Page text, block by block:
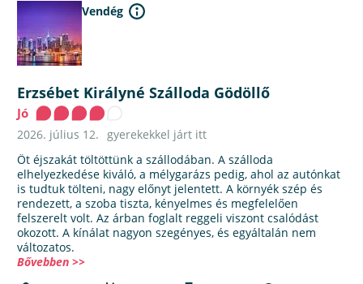
Vendég
Erzsébet Királyné Szálloda Gödöllő
Jó
2026. július 12. gyerekekkel járt itt
Öt éjszakát töltöttünk a szállodában. A szálloda
elhelyezkedése kiváló, a mélygarázs pedig, ahol az autónkat
is tudtuk tölteni, nagy előnyt jelentett. A környék szép és
rendezett, a szoba tiszta, kényelmes és megfelelően
felszerelt volt. Az árban foglalt reggeli viszont csalódást
okozott. A kínálat nagyon szegényes, és egyáltalán nem
változatos.
Bővebben >>